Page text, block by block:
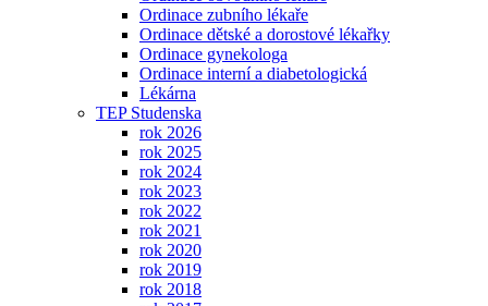
Ordinace zubního lékaře
Ordinace dětské a dorostové lékařky
Ordinace gynekologa
Ordinace interní a diabetologická
Lékárna
TEP Studenska
rok 2026
rok 2025
rok 2024
rok 2023
rok 2022
rok 2021
rok 2020
rok 2019
rok 2018